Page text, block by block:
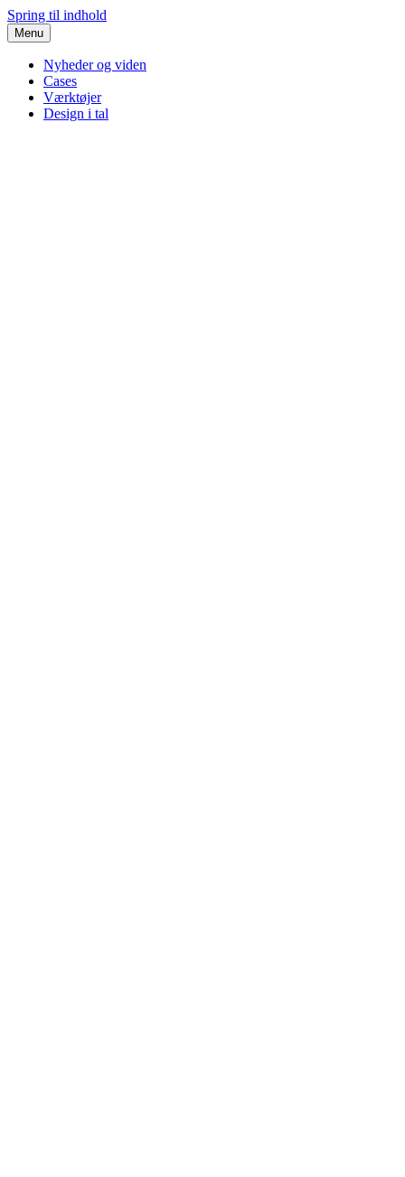
Spring til indhold
Menu
Nyheder og viden
Cases
Værktøjer
Design i tal